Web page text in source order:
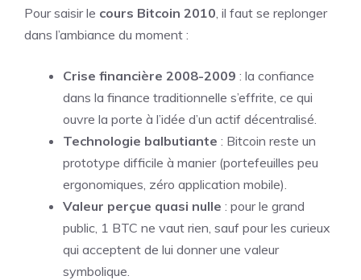
Pour saisir le cours Bitcoin 2010, il faut se replonger
dans l’ambiance du moment :
Crise financière 2008-2009 : la confiance
dans la finance traditionnelle s’effrite, ce qui
ouvre la porte à l’idée d’un actif décentralisé.
Technologie balbutiante : Bitcoin reste un
prototype difficile à manier (portefeuilles peu
ergonomiques, zéro application mobile).
Valeur perçue quasi nulle : pour le grand
public, 1 BTC ne vaut rien, sauf pour les curieux
qui acceptent de lui donner une valeur
symbolique.